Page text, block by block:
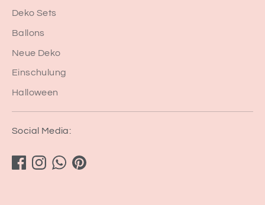
Deko Sets
Ballons
Neue Deko
Einschulung
Halloween
Social Media: